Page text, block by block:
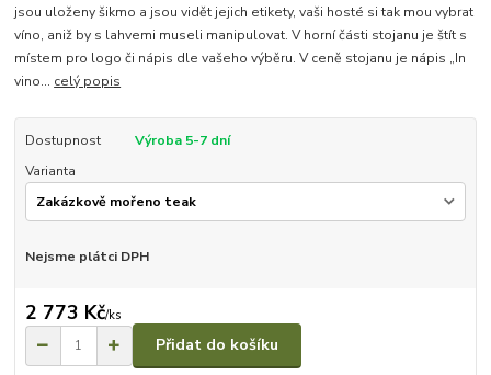
jsou uloženy šikmo a jsou vidět jejich etikety, vaši hosté si tak mou vybrat
víno, aniž by s lahvemi museli manipulovat. V horní části stojanu je štít s
místem pro logo či nápis dle vašeho výběru. V ceně stojanu je nápis „In
vino... celý popis
Dostupnost
Výroba 5-7 dní
Varianta
Nejsme plátci DPH
2 773 Kč/ks
Přidat do košíku